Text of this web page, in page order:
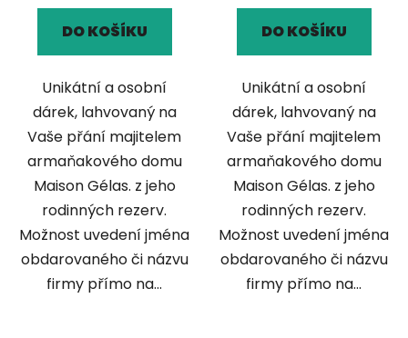
DO KOŠÍKU
Unikátní a osobní
dárek, lahvovaný na
Vaše přání majitelem
armaňakového domu
Maison Gélas. z jeho
rodinných rezerv.
Možnost uvedení jména
obdarovaného či názvu
firmy přímo na...
DO KOŠÍKU
Unikátní a osobní
dárek, lahvovaný na
Vaše přání majitelem
armaňakového domu
Maison Gélas. z jeho
rodinných rezerv.
Možnost uvedení jména
obdarovaného či názvu
firmy přímo na...